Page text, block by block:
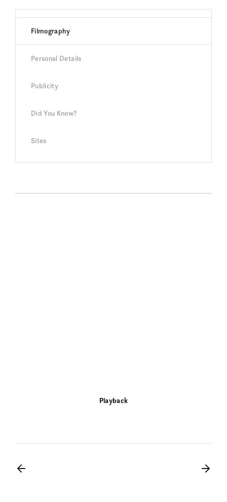
Filmography
Personal Details
Publicity
Did You Know?
Sites
Playback